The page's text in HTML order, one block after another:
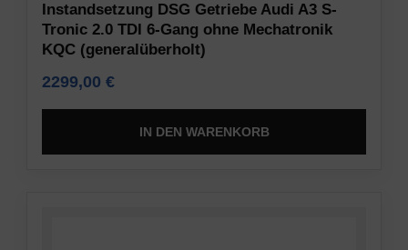
Instandsetzung DSG Getriebe Audi A3 S-
Tronic 2.0 TDI 6-Gang ohne Mechatronik
KQC (generalüberholt)
2299,00 €
IN DEN WARENKORB